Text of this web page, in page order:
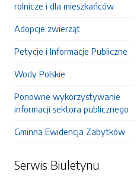
rolnicze i dla mieszkańców
Adopcje zwierząt
Petycje i Informacje Publiczne
Wody Polskie
Ponowne wykorzystywanie
informacji sektora publicznego
Gminna Ewidencja Zabytków
Serwis Biuletynu